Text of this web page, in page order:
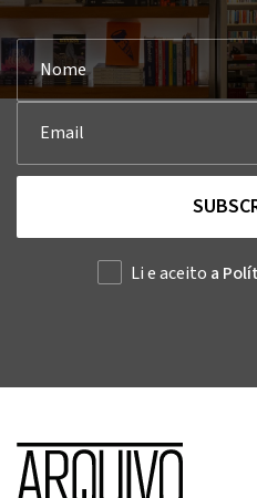
Li e aceito a